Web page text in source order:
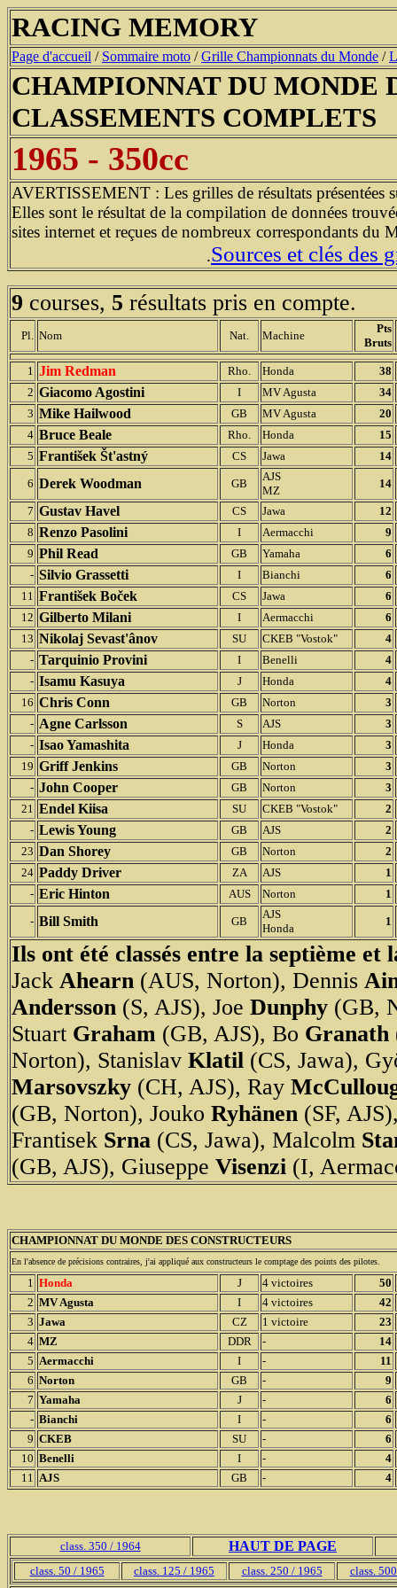
RACING MEMORY
Page d'accueil / Sommaire moto /Grille Championnats du Monde /
CHAMPIONNAT DU MONDE
CLASSEMENTS COMPLETS
1965 - 350cc
AVERTISSEMENT : Les grilles de résultats présentées
Elles sont le résultat de la compilation de données
sites internet et reçues de nombreux correspondants du
.Sources et clés des
9 courses, 5 résultats pris en compte.
Pl. Nom Nat. Machine
Pts
Bruts
1 Jim Redman Rho. Honda
38
2 Giacomo Agostini I MV Agusta
34
3 Mike Hailwood GB MV Agusta
20
4 Bruce Beale Rho. Honda
15
5 František Št'astný CS Jawa 14
6 Derek Woodman GB
AJS
MZ
14
7 Gustav Havel CS Jawa
12
8 Renzo Pasolini I Aermacchi
9
9 Phil Read GB Yamaha
6
- Silvio Grassetti I Bianchi
6
11 František Boček CS Jawa
6
12 Gilberto Milani I Aermacchi
6
13 Nikolaj Sevast'ânov SU CKEB "Vostok"
4
- Tarquinio Provini I Benelli
4
- Isamu Kasuya J Honda
4
16 Chris Conn GB Norton
3
- Agne Carlsson S AJS
3
- Isao Yamashita J Honda
3
19 Griff Jenkins GB Norton
3
- John Cooper GB Norton
3
21 Endel Kiisa SU CKEB "Vostok"
2
- Lewis Young GB AJS
2
23 Dan Shorey GB Norton
2
24 Paddy Driver ZA AJS
1
- Eric Hinton AUS Norton 1
- Bill Smith GB
AJS
Honda
1
Ils ont été classés entre la septième et
Jack Ahearn (AUS, Norton), Dennis
Andersson (S, AJS), Joe Dunphy (GB,
Stuart Graham (GB, AJS), Bo Granath
Norton), Stanislav Klatil (CS, Jawa),
Marsovszky (CH, AJS), Ray
(GB, Norton), Jouko Ryhänen (SF,
Frantisek Srna (CS, Jawa), Malcolm
(GB, AJS), Giuseppe Visenzi (I,
CHAMPIONNAT DU MONDE DES CONSTRUCTEURS
En l'absence de précisions contraires, j'ai appliqué aux constructeurs le comptage des points des pilotes.
1 Honda J 4 victoires
50
2 MV Agusta I 4 victoires
42
3 Jawa CZ 1 victoire
23
4 MZ DDR -
14
5 Aermacchi I -
11
6 Norton GB -
9
7 Yamaha J -
6
- Bianchi I -
6
9 CKEB SU -
6
10 Benelli I -
4
11 AJS GB - 4
class. 350 / 1964 HAUT DE PAGE
class. 50 / 1965 class. 125 / 1965 class. 250 / 1965 class.